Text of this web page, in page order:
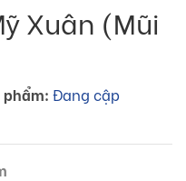
Xuân (Mũi
phẩm: Đang cập